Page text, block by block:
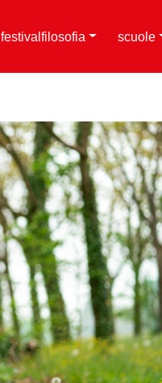
festivalfilosofia scuole